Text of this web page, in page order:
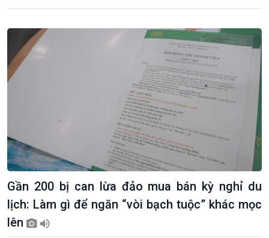
Giới thiệu
Gần 200 bị can lừa đảo mua bán kỳ nghỉ du
lịch: Làm gì để ngăn “vòi bạch tuộc” khác mọc
lên